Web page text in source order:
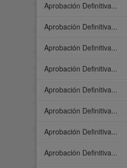
Aprobación Definitiva...
Aprobación Definitiva...
Aprobación Definitiva...
Aprobación Definitiva...
Aprobación Definitiva...
Aprobación Definitiva...
Aprobación Definitiva...
Aprobación Definitiva...